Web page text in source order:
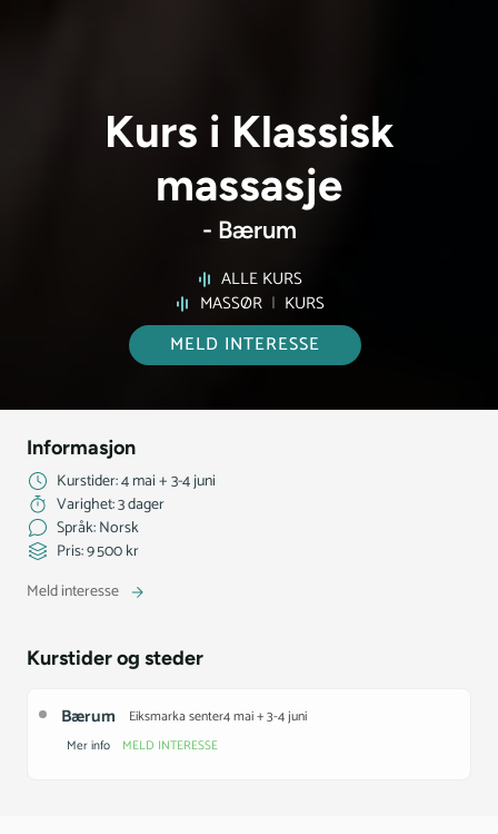
Kurs i Klassisk
massasje
- Bærum
ALLE KURS
MASSØR | KURS
MELD INTERESSE
Kurstider og steder
Bærum Eiksmarka senter4 mai + 3-4 juni
Mer info MELD INTERESSE
Informasjon
Kurstider: 4 mai + 3-4 juni
Varighet: 3 dager
Språk: Norsk
Pris: 9 500 kr
Meld interesse